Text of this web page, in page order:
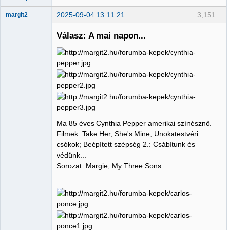
3,151
margit2 2025-09-04 13:11:21
Válasz: A mai napon...
Ma 85 éves Cynthia Pepper amerikai színésznő.
Filmek: Take Her, She's Mine; Unokatestvéri
csókok; Beépített szépség 2.: Csábítunk és
védünk...
Sorozat: Margie; My Three Sons...